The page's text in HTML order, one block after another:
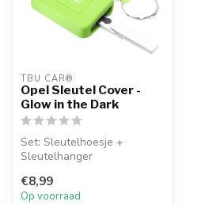
TBU CAR®
Opel Sleutel Cover -
Glow in the Dark
Set: Sleutelhoesje +
Sleutelhanger
€8,99
Op voorraad